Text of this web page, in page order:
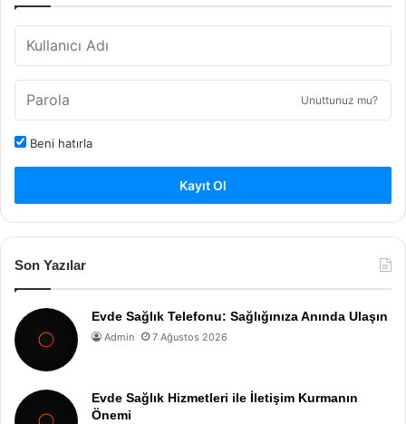
Unuttunuz mu?
Beni hatırla
Kayıt Ol
Son Yazılar
Evde Sağlık Telefonu: Sağlığınıza Anında Ulaşın
Admin 7 Ağustos 2026
Evde Sağlık Hizmetleri ile İletişim Kurmanın
Önemi